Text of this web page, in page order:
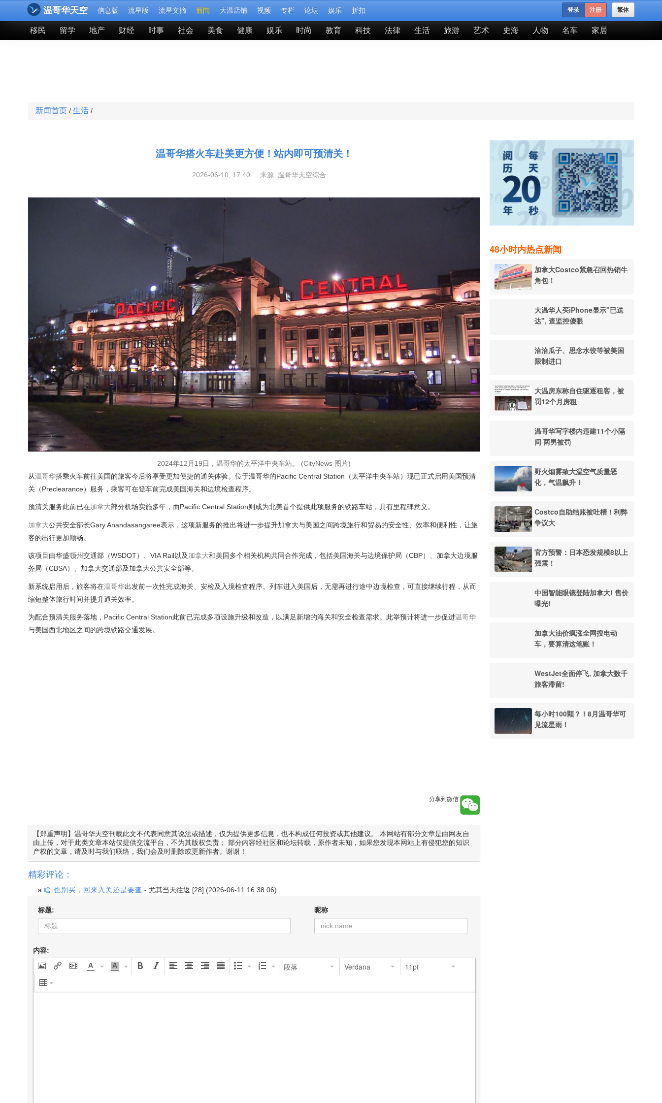
温哥华天空 信息版 流星版 流星文摘 新闻 大温店铺 视频 专栏 论坛 娱乐 折扣 繁体
登录 注册
移民 留学 地产 财经 时事 社会 美食 健康 娱乐 时尚 教育 科技 法律 生活 旅游 艺术 史海 人物 名车 家居
新闻首页 / 生活 /
温哥华搭火车赴美更方便！站内即可预清关！
2026-06-10, 17:40 来源: 温哥华天空综合
2024年12月19日，温哥华的太平洋中央车站。 (CityNews 图片)
从温哥华搭乘火车前往美国的旅客今后将享受更加便捷的通关体验。位于温哥华的Pacific Central Station（太平洋中央车站）现已正式启用美国预清
关（Preclearance）服务，乘客可在登车前完成美国海关和边境检查程序。
预清关服务此前已在加拿大部分机场实施多年，而Pacific Central Station则成为北美首个提供此项服务的铁路车站，具有里程碑意义。
加拿大公共安全部长Gary Anandasangaree表示，这项新服务的推出将进一步提升加拿大与美国之间跨境旅行和贸易的安全性、效率和便利性，让旅
客的出行更加顺畅。
该项目由华盛顿州交通部（WSDOT）、VIA Rail以及加拿大和美国多个相关机构共同合作完成，包括美国海关与边境保护局（CBP）、加拿大边境服
务局（CBSA）、加拿大交通部及加拿大公共安全部等。
新系统启用后，旅客将在温哥华出发前一次性完成海关、安检及入境检查程序。列车进入美国后，无需再进行途中边境检查，可直接继续行程，从而
缩短整体旅行时间并提升通关效率。
为配合预清关服务落地，Pacific Central Station此前已完成多项设施升级和改造，以满足新增的海关和安全检查需求。此举预计将进一步促进温哥华
与美国西北地区之间的跨境铁路交通发展。
分享到微信:
【郑重声明】温哥华天空刊载此文不代表同意其说法或描述，仅为提供更多信息，也不构成任何投资或其他建议。 本网站有部分文章是由网友自
由上传，对于此类文章本站仅提供交流平台，不为其版权负责； 部分内容经社区和论坛转载，原作者未知，如果您发现本网站上有侵犯您的知识
产权的文章，请及时与我们联络，我们会及时删除或更新作者。谢谢！
精彩评论：
a 啥 也别买，回来入关还是要查 - 尤其当天往返 [28] (2026-06-11 16:38:06)
标题: 昵称
内容:
段落 Verdana 11pt
48小时内热点新闻
加拿大Costco紧急召回热销牛
角包！
大温华人买iPhone显示"已送
达", 查监控傻眼
洽洽瓜子、思念水饺等被美国
限制进口
大温房东称自住驱逐租客，被
罚12个月房租
温哥华写字楼内违建11个小隔
间 两男被罚
野火烟雾致大温空气质量恶
化，气温飙升！
Costco自助结账被吐槽！利弊
争议大
官方预警：日本恐发规模8以上
强震！
中国智能眼镜登陆加拿大! 售价
曝光!
加拿大油价疯涨全网搜电动
车，要算清这笔账！
WestJet全面停飞, 加拿大数千
旅客滞留!
每小时100颗？！8月温哥华可
见流星雨！